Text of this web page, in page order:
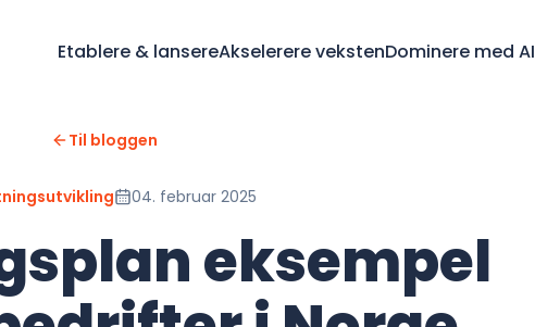
Etablere & lansereAkselerere vekstenDominere med AI
Til bloggen
04. februar 2025
eksempel